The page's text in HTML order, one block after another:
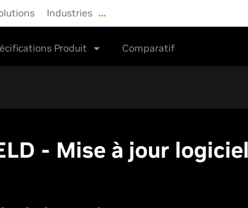
Industries …
Produit Comparatif
- Mise à jour